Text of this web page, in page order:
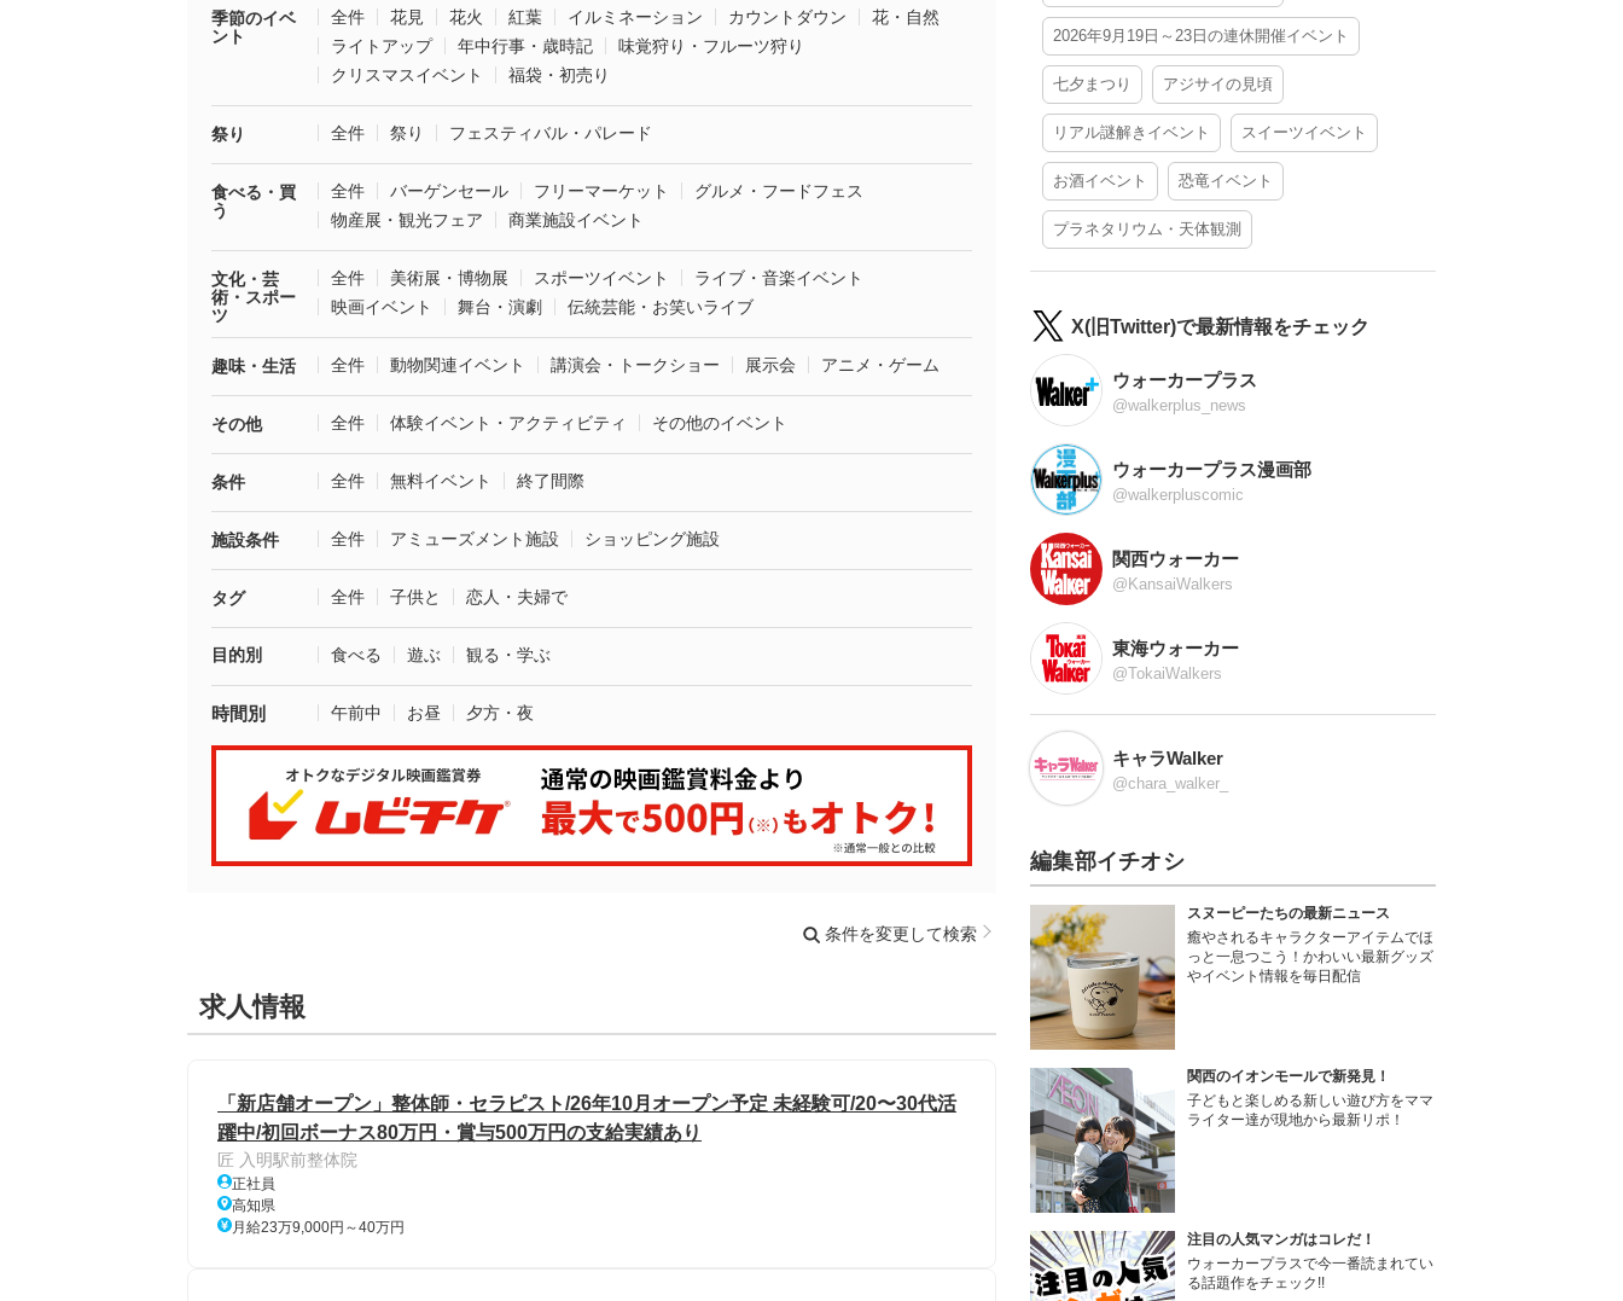
季節のイベ
ント
全件 花見 花火 紅葉 イルミネーション カウントダウン
花・自然
ライトアップ
年中行事・歳時記
味覚狩り・フルーツ狩り
クリスマスイベント
福袋・初売り
祭り 全件 祭り フェスティバル・パレード
食べる・買
う
全件 バーゲンセール フリーマーケット
グルメ・フードフェス
物産展・観光フェア
商業施設イベント
文化・芸
術・スポー
ツ
全件 美術展・博物展 スポーツイベント
ライブ・音楽イベント
映画イベント
舞台・演劇 伝統芸能・お笑いライブ
趣味・生活 全件 動物関連イベント 講演会・トークショー 展示会 アニメ・ゲーム
その他 全件 体験イベント・アクティビティ その他のイベント
条件 全件 無料イベント 終了間際
施設条件 全件 アミューズメント施設 ショッピング施設
タグ 全件 子供と 恋人・夫婦で
目的別 食べる 遊ぶ 観る・学ぶ
時間別 午前中 お昼 夕方・夜
条件を変更して検索
求人情報
「新店舗オープン」整体師・セラピスト/26年10月オープン予定 未経験可/20〜30代活
躍中/初回ボーナス80万円・賞与500万円の支給実績あり
匠 入明駅前整体院
正社員
高知県
月給23万9,000円～40万円
2026年9月19日～23日の連休開催イベント
七夕まつり アジサイの見頃
リアル謎解きイベント スイーツイベント
お酒イベント 恐竜イベント
プラネタリウム・天体観測
X(旧Twitter)で最新情報をチェック
ウォーカープラス
@walkerplus_news
ウォーカープラス漫画部
@walkerpluscomic
関西ウォーカー
@KansaiWalkers
東海ウォーカー
@TokaiWalkers
キャラWalker
@chara_walker_
編集部イチオシ
スヌーピーたちの最新ニュース
癒やされるキャラクターアイテムでほ
っと一息つこう！かわいい最新グッズ
やイベント情報を毎日配信
関西のイオンモールで新発見！
子どもと楽しめる新しい遊び方をママ
ライター達が現地から最新リポ！
注目の人気マンガはコレだ！
ウォーカープラスで今一番読まれてい
る話題作をチェック!!